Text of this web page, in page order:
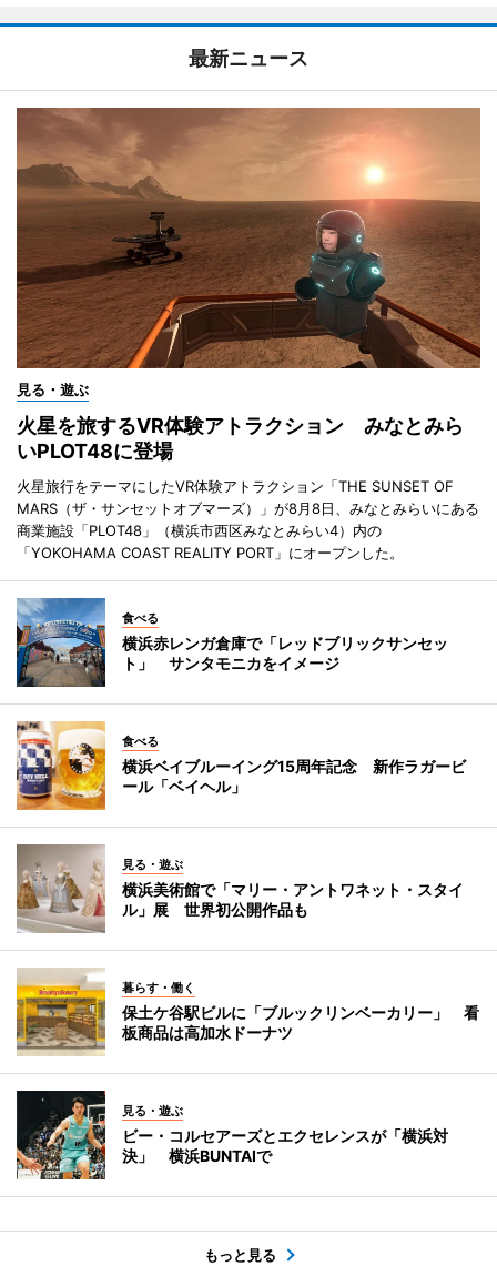
最新ニュース
見る・遊ぶ
火星を旅するVR体験アトラクション みなとみら
いPLOT48に登場
火星旅行をテーマにしたVR体験アトラクション「THE SUNSET OF
MARS（ザ・サンセットオブマーズ）」が8月8日、みなとみらいにある
商業施設「PLOT48」（横浜市西区みなとみらい4）内の
「YOKOHAMA COAST REALITY PORT」にオープンした。
食べる
横浜赤レンガ倉庫で「レッドブリックサンセッ
ト」 サンタモニカをイメージ
食べる
横浜ベイブルーイング15周年記念 新作ラガービ
ール「ベイヘル」
見る・遊ぶ
横浜美術館で「マリー・アントワネット・スタイ
ル」展 世界初公開作品も
暮らす・働く
保土ケ谷駅ビルに「ブルックリンベーカリー」 看
板商品は高加水ドーナツ
見る・遊ぶ
ビー・コルセアーズとエクセレンスが「横浜対
決」 横浜BUNTAIで
もっと見る